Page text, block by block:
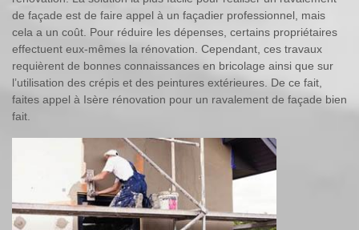
de façade est de faire appel à un façadier professionnel, mais
cela a un coût. Pour réduire les dépenses, certains propriétaires
effectuent eux-mêmes la rénovation. Cependant, ces travaux
requièrent de bonnes connaissances en bricolage ainsi que sur
l’utilisation des crépis et des peintures extérieures. De ce fait,
faites appel à Isère rénovation pour un ravalement de façade bien
fait.